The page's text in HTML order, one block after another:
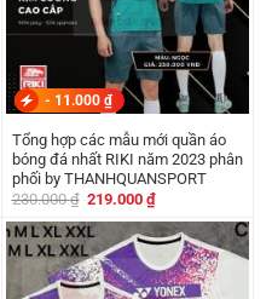
- 11.000 ₫
Tổng hợp các mẫu mới quần áo
bóng đá nhất RIKI năm 2023 phân
phối by THANHQUANSPORT
230.000₫ Giá
là:
230.000 ₫.
219.000₫Giá
tại
là:
219.000 ₫.